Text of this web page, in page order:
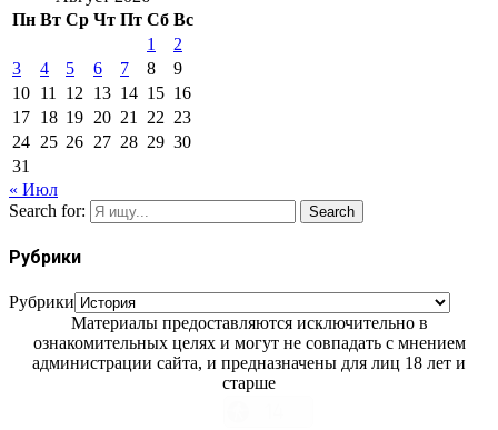
Пн Вт Ср Чт Пт Сб Вс
1
2
3
4 5 6 7 8
9
10 11 12 13 14 15 16
17 18 19 20 21 22 23
24 25 26 27 28 29 30
31
« Июл
Search for:
Search
Рубрики
Рубрики
Материалы предоставляются исключительно в
ознакомительных целях и могут не совпадать с мнением
администрации сайта, и предназначены для лиц 18 лет и
старше